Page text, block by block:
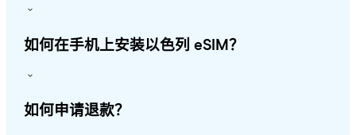
如何在手机上安装以色列 eSIM？
如何申请退款？